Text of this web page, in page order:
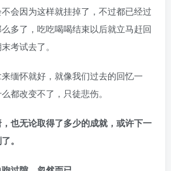
会因为这样就挂掉了，不过都已经过
多了，吃吃喝喝结束以后就立马赶回
考试去了。
缅怀就好，就像我们过去的回忆一
都改变不了，只徒悲伤。
也无论取得了多少的成就，或许下一
。